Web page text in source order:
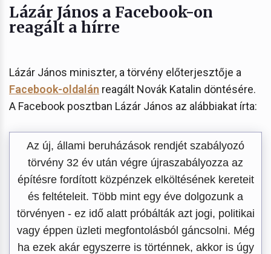
Lázár János a Facebook-on
reagált a hírre
Lázár János miniszter, a törvény előterjesztője a
Facebook-oldalán reagált Novák Katalin döntésére.
A Facebook posztban Lázár János az alábbiakat írta:
Az új, állami beruházások rendjét szabályozó
törvény 32 év után végre újraszabályozza az
építésre fordított közpénzek elköltésének kereteit
és feltételeit. Több mint egy éve dolgozunk a
törvényen - ez idő alatt próbálták azt jogi, politikai
vagy éppen üzleti megfontolásból gáncsolni. Még
ha ezek akár egyszerre is történnek, akkor is úgy